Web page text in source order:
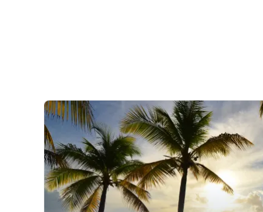
tout aussi bien des croisières aux traversées courtes
Les alizés y sont généralement de secteur nord-est/
certaines îles. Les courants de marée sont eux aussi
l’ordre de 45 cm. Les Îles Sous le Vent jouissent de
Caraïbes. Il y maintient toute l’année une température
Curiosités à Saint Martin
L’héritage de l’Europe est présent partout dans le
anglaises et antillaises. Tout cela sur une île où les
étincelantes ou jusque sur des plages de sable